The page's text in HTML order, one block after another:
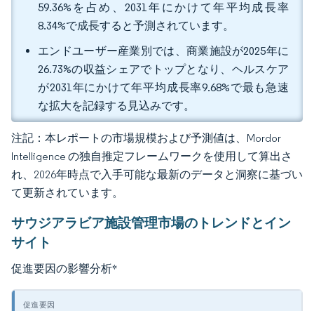
59.36%を占め、2031年にかけて年平均成長率
8.34%で成長すると予測されています。
エンドユーザー産業別では、商業施設が2025年に
26.73%の収益シェアでトップとなり、ヘルスケア
が2031年にかけて年平均成長率9.68%で最も急速
な拡大を記録する見込みです。
注記：本レポートの市場規模および予測値は、Mordor
Intelligence の独自推定フレームワークを使用して算出さ
れ、2026年時点で入手可能な最新のデータと洞察に基づい
て更新されています。
サウジアラビア施設管理市場のトレンドとイン
サイト
促進要因の影響分析*